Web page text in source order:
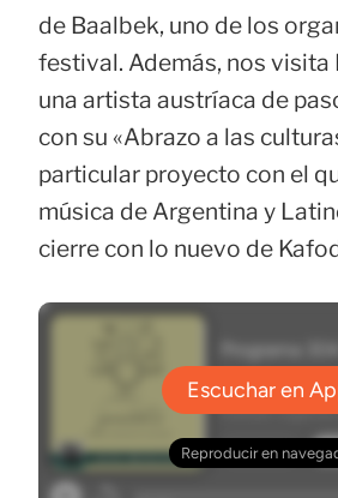
de Baalbek, uno de los
festival. Además, nos visita
una artista austríaca de
con su «Abrazo a las
particular proyecto con el
música de Argentina y
cierre con lo nuevo de